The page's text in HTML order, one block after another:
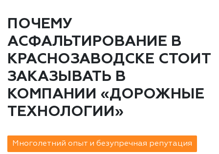
ПОЧЕМУ
АСФАЛЬТИРОВАНИЕ В
КРАСНОЗАВОДСКЕ СТОИТ
ЗАКАЗЫВАТЬ В
КОМПАНИИ «ДОРОЖНЫЕ
ТЕХНОЛОГИИ»
Многолетний опыт и безупречная репутация